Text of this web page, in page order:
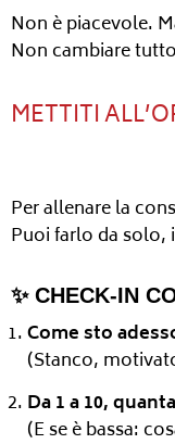
Non è piacevole.
Non cambiare
METTITI
Per allenare la
Puoi farlo da solo,
✨ CHECK-IN
Come sto
(Stanco,
Da 1 a 10,
(E se è bassa: